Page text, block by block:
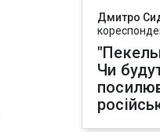
Дмитро
Чи